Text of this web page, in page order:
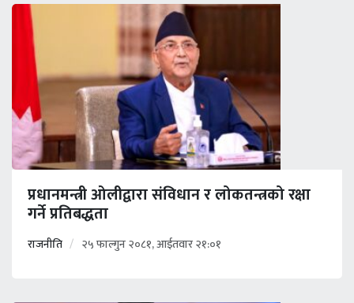
प्रधानमन्त्री ओलीद्वारा संविधान र लोकतन्त्रको रक्षा
गर्ने प्रतिबद्धता
राजनीति २५ फाल्गुन २०८१, आईतवार २१:०१